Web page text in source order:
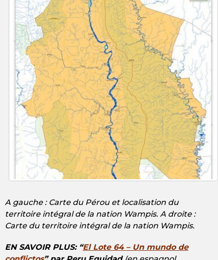
A gauche : Carte du Pérou et localisation du
territoire intégral de la nation Wampis. A droite :
Carte du territoire intégral de la nation Wampis.
EN SAVOIR PLUS: “El Lote 64 – Un mundo de